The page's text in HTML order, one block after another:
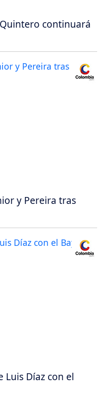
continuará
y Pereira tras
Díaz con el